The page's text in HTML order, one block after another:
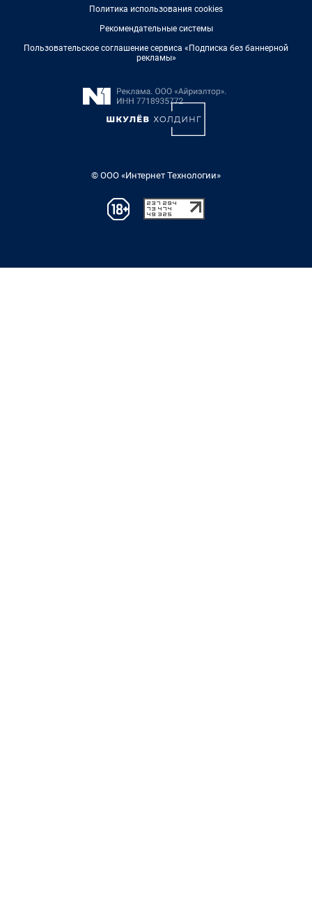
Политика использования cookies
Рекомендательные системы
Пользовательское соглашение сервиса «Подписка без баннерной
рекламы»
© ООО «Интернет Технологии»